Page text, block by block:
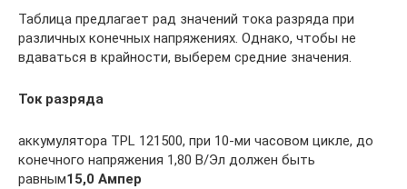
Таблица предлагает рад значений тока разряда при
различных конечных напряжениях. Однако, чтобы не
вдаваться в крайности, выберем средние значения.
Ток разряда
аккумулятора TPL 121500, при 10-ми часовом цикле, до
конечного напряжения 1,80 В/Эл должен быть
равным15,0 Ампер